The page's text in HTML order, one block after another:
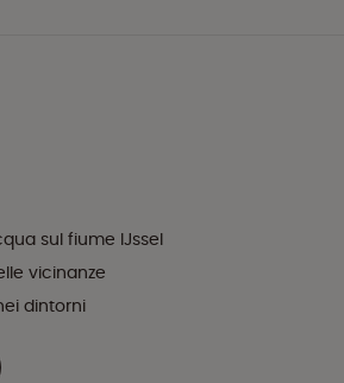
sul fiume IJssel
vicinanze
dintorni